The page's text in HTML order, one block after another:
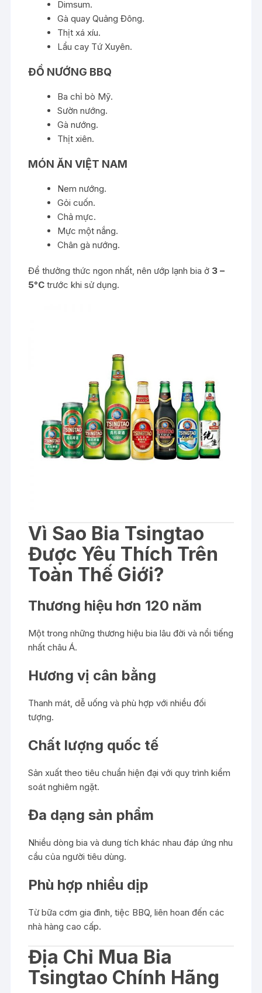
Dimsum.
Gà quay Quảng Đông.
Thịt xá xíu.
Lẩu cay Tứ Xuyên.
ĐỒ NƯỚNG BBQ
Ba chỉ bò Mỹ.
Sườn nướng.
Gà nướng.
Thịt xiên.
MÓN ĂN VIỆT NAM
Nem nướng.
Gỏi cuốn.
Chả mực.
Mực một nắng.
Chân gà nướng.
Để thưởng thức ngon nhất, nên ướp lạnh bia ở 3 –
5°C trước khi sử dụng.
Vì Sao Bia Tsingtao
Được Yêu Thích Trên
Toàn Thế Giới?
Thương hiệu hơn 120 năm
Một trong những thương hiệu bia lâu đời và nổi tiếng
nhất châu Á.
Hương vị cân bằng
Thanh mát, dễ uống và phù hợp với nhiều đối
tượng.
Chất lượng quốc tế
Sản xuất theo tiêu chuẩn hiện đại với quy trình kiểm
soát nghiêm ngặt.
Đa dạng sản phẩm
Nhiều dòng bia và dung tích khác nhau đáp ứng nhu
cầu của người tiêu dùng.
Phù hợp nhiều dịp
Từ bữa cơm gia đình, tiệc BBQ, liên hoan đến các
nhà hàng cao cấp.
Địa Chỉ Mua Bia
Tsingtao Chính Hãng